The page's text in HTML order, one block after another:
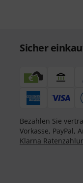
Sicher
Bezahlen Sie
Vorkasse, PayPal,
Klarna